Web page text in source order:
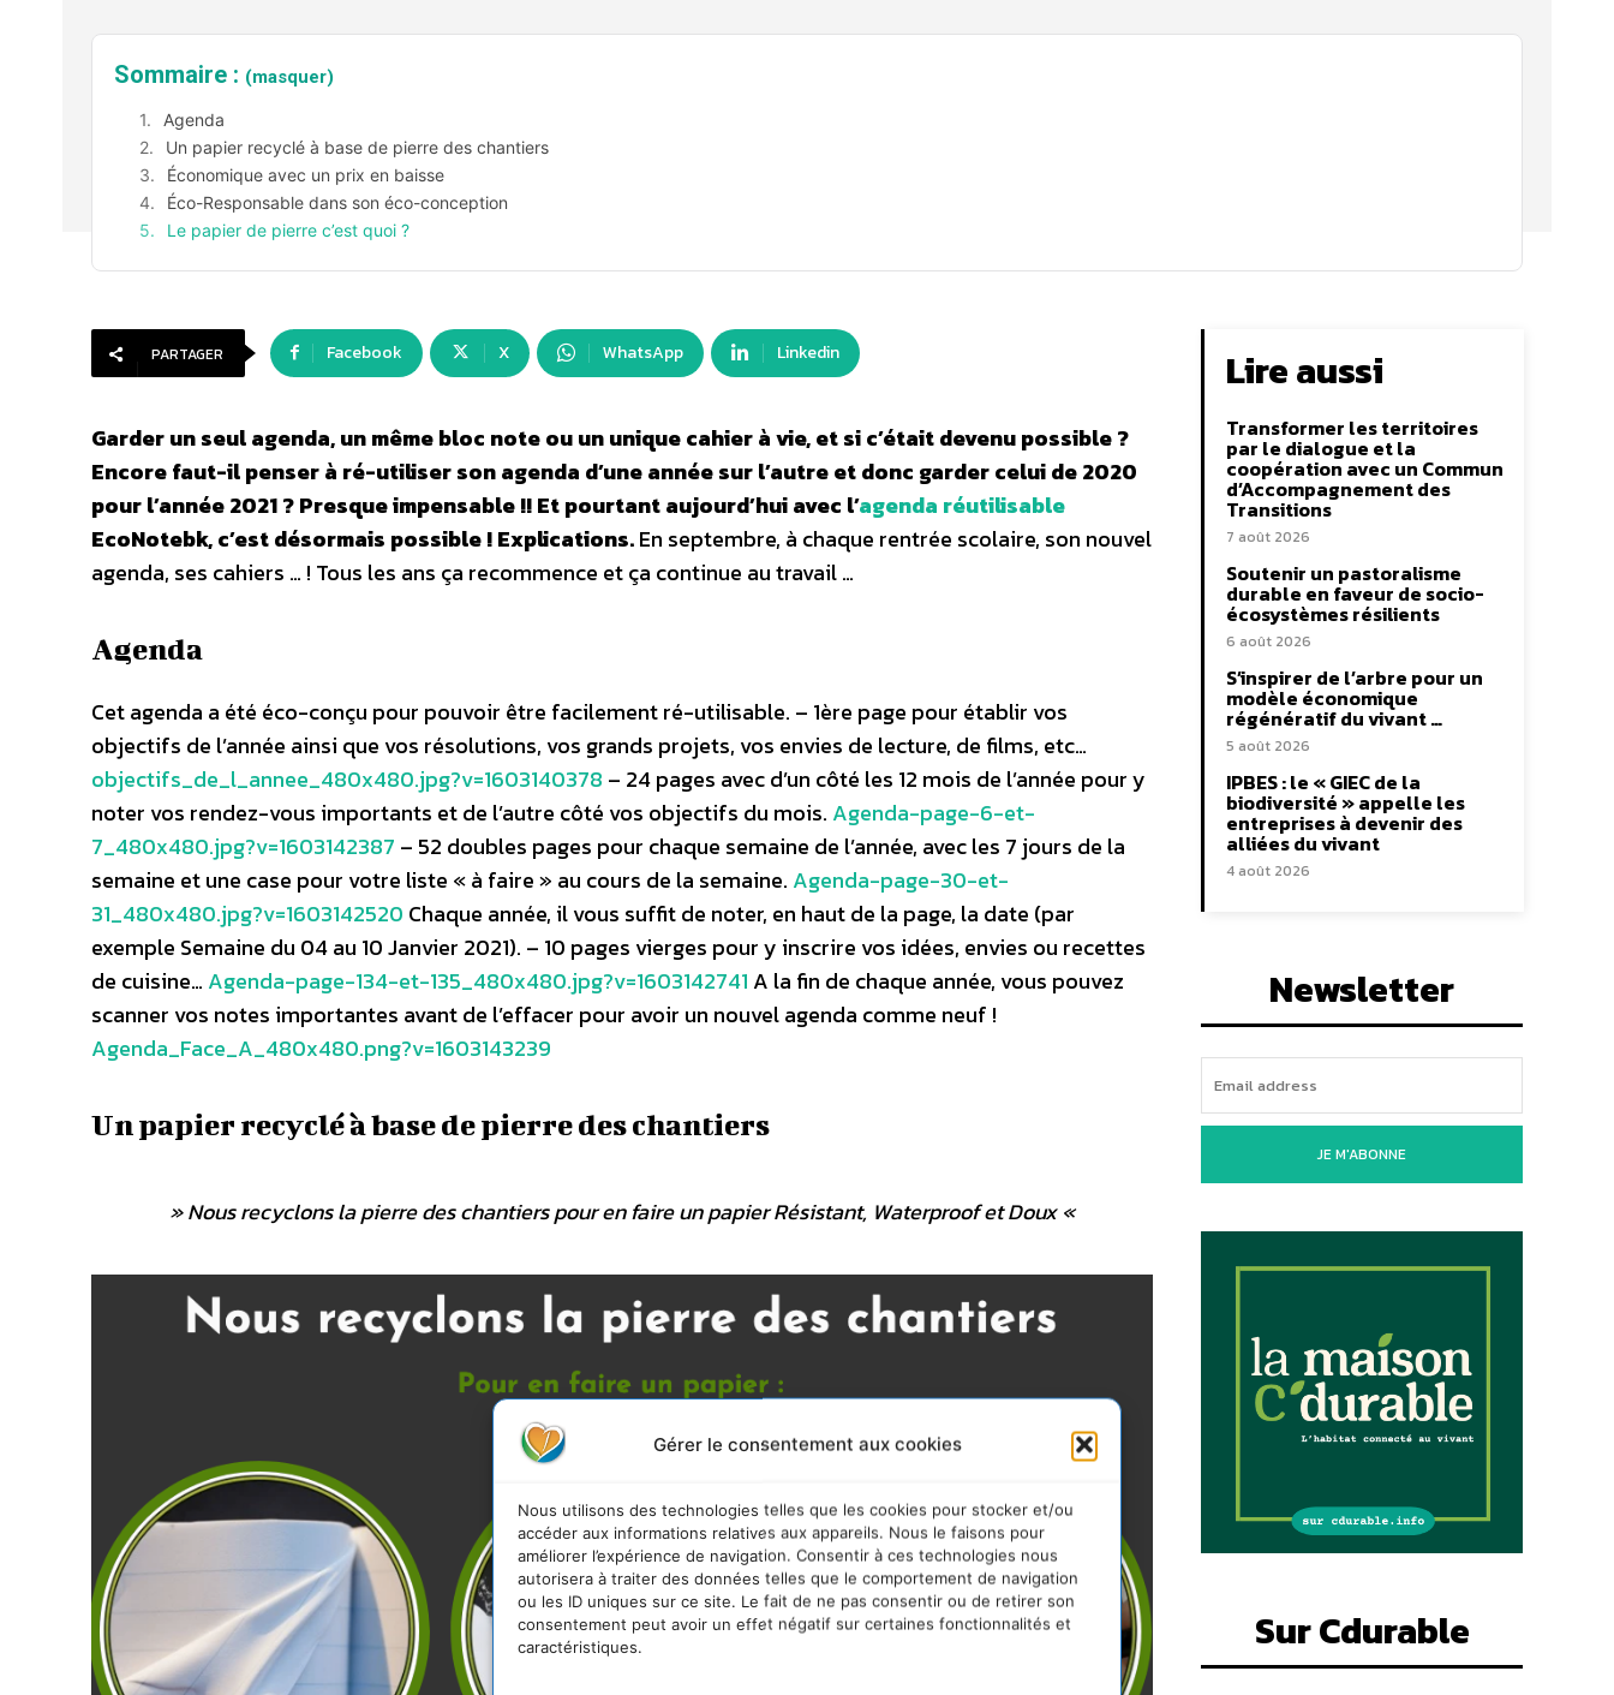
Gérer le consentement aux cookies
Nous utilisons des technologies telles que les cookies pour stocker et/ou
accéder aux informations relatives aux appareils. Nous le faisons pour
améliorer l’expérience de navigation. Consentir à ces technologies nous
autorisera à traiter des données telles que le comportement de navigation
ou les ID uniques sur ce site. Le fait de ne pas consentir ou de retirer son
consentement peut avoir un effet négatif sur certaines fonctionnalités et
caractéristiques.
Sommaire : (masquer)
Agenda
Un papier recyclé à base de pierre des chantiers
Économique avec un prix en baisse
Éco-Responsable dans son éco-conception
Le papier de pierre c’est quoi ?
PARTAGER Facebook X WhatsApp Linkedin
Garder un seul agenda, un même bloc note ou un unique cahier à vie, et si c’était devenu possible ?
Encore faut-il penser à ré-utiliser son agenda d’une année sur l’autre et donc garder celui de 2020
pour l’année 2021 ? Presque impensable !! Et pourtant aujourd’hui avec l’agenda réutilisable
EcoNotebk, c’est désormais possible ! Explications.En septembre, à chaque rentrée scolaire, son nouvel
agenda, ses cahiers … ! Tous les ans ça recommence et ça continue au travail …
Agenda
Cet agenda a été éco-conçu pour pouvoir être facilement ré-utilisable. – 1ère page pour établir vos
objectifs de l’année ainsi que vos résolutions, vos grands projets, vos envies de lecture, de films, etc…
objectifs_de_l_annee_480x480.jpg?v=1603140378 – 24 pages avec d’un côté les 12 mois de l’année pour y
noter vos rendez-vous importants et de l’autre côté vos objectifs du mois. Agenda-page-6-et-
7_480x480.jpg?v=1603142387 – 52 doubles pages pour chaque semaine de l’année, avec les 7 jours de la
semaine et une case pour votre liste « à faire » au cours de la semaine. Agenda-page-30-et-
31_480x480.jpg?v=1603142520 Chaque année, il vous suffit de noter, en haut de la page, la date (par
exemple Semaine du 04 au 10 Janvier 2021). – 10 pages vierges pour y inscrire vos idées, envies ou recettes
de cuisine… Agenda-page-134-et-135_480x480.jpg?v=1603142741 A la fin de chaque année, vous pouvez
scanner vos notes importantes avant de l’effacer pour avoir un nouvel agenda comme neuf !
Agenda_Face_A_480x480.png?v=1603143239
Un papier recyclé à base de pierre des chantiers
»Nous recyclons la pierre des chantiers pour en faire un papier Résistant, Waterproof et Doux«
Lire aussi
Transformer les territoires
par le dialogue et la
coopération avec un Commun
d’Accompagnement des
Transitions
7 août 2026
Soutenir un pastoralisme
durable en faveur de socio-
écosystèmes résilients
6 août 2026
S’inspirer de l’arbre pour un
modèle économique
régénératif du vivant …
5 août 2026
IPBES : le « GIEC de la
biodiversité » appelle les
entreprises à devenir des
alliées du vivant
4 août 2026
Newsletter
JE M'ABONNE
Sur Cdurable